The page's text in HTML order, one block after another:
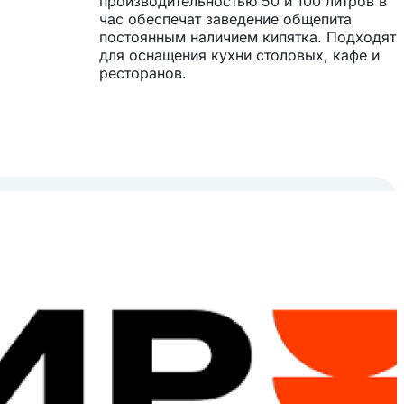
час обеспечат заведение общепита
постоянным наличием кипятка. Подходят
для оснащения кухни столовых, кафе и
ресторанов.